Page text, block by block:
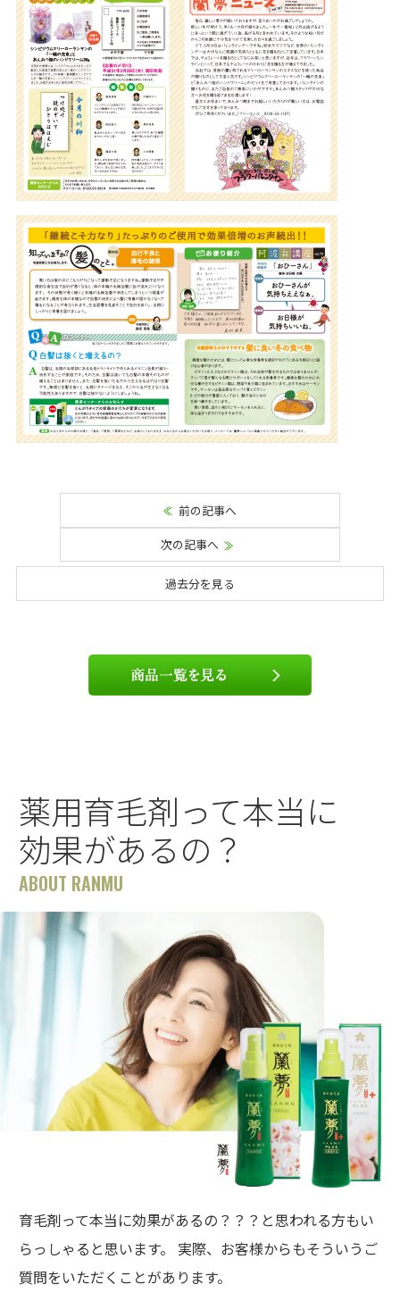
前の記事へ
次の記事へ
過去分を見る
薬用育毛剤って本当に
効果があるの？
ABOUT RANMU
育毛剤って本当に効果があるの？？？と思われる方もい
らっしゃると思います。 実際、お客様からもそういうご
質問をいただくことがあります。